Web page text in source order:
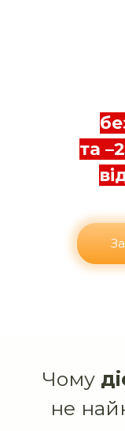
та
Чому
не